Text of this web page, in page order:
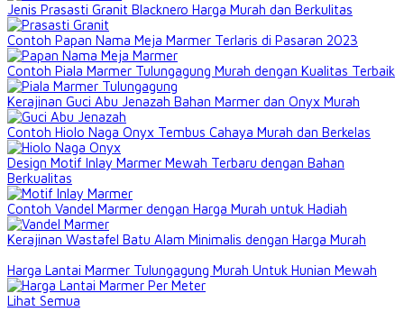
Jenis Prasasti Granit Blacknero Harga Murah dan Berkulitas
Contoh Papan Nama Meja Marmer Terlaris di Pasaran 2023
Contoh Piala Marmer Tulungagung Murah dengan Kualitas Terbaik
Kerajinan Guci Abu Jenazah Bahan Marmer dan Onyx Murah
Contoh Hiolo Naga Onyx Tembus Cahaya Murah dan Berkelas
Design Motif Inlay Marmer Mewah Terbaru dengan Bahan
Berkualitas
Contoh Vandel Marmer dengan Harga Murah untuk Hadiah
Kerajinan Wastafel Batu Alam Minimalis dengan Harga Murah
Harga Lantai Marmer Tulungagung Murah Untuk Hunian Mewah
Lihat Semua